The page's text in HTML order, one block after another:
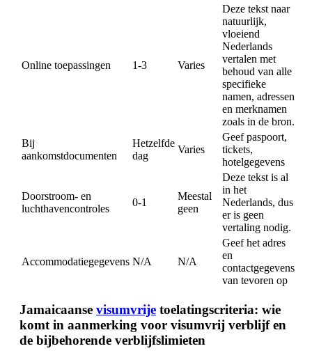
Online toepassingen 1-3 Varies
Deze tekst naar
natuurlijk,
vloeiend
Nederlands
vertalen met
behoud van alle
specifieke
namen, adressen
en merknamen
zoals in de bron.
Bij
aankomstdocumenten
Hetzelfde
dag
Varies
Geef paspoort,
tickets,
hotelgegevens
Doorstroom- en
luchthavencontroles
0-1
Meestal
geen
Deze tekst is al
in het
Nederlands, dus
er is geen
vertaling nodig.
Accommodatiegegevens N/A N/A
Geef het adres
en
contactgegevens
van tevoren op
Jamaicaanse visumvrije toelatingscriteria: wie
komt in aanmerking voor visumvrij verblijf en
de bijbehorende verblijfslimieten